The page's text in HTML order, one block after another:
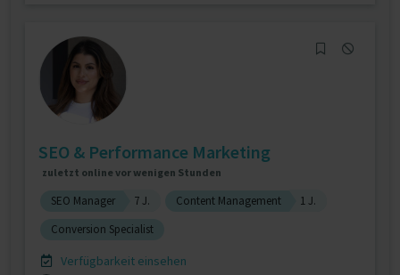
SEO & Performance Marketing
zuletzt online vor wenigen Stunden
SEO Manager 7 J. Content Management
1 J.
Conversion Specialist
Verfügbarkeit einsehen